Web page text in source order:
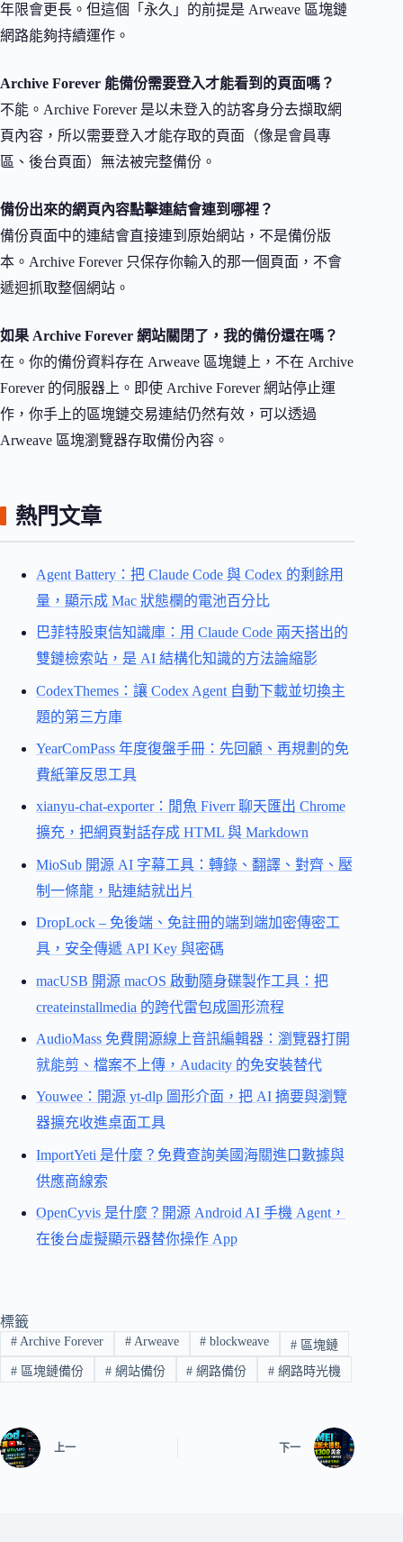
年限會更長。但這個「永久」的前提是 Arweave 區塊鏈
網路能夠持續運作。
Archive Forever 能備份需要登入才能看到的頁面嗎？
不能。Archive Forever 是以未登入的訪客身分去擷取網
頁內容，所以需要登入才能存取的頁面（像是會員專
區、後台頁面）無法被完整備份。
備份出來的網頁內容點擊連結會連到哪裡？
備份頁面中的連結會直接連到原始網站，不是備份版
本。Archive Forever 只保存你輸入的那一個頁面，不會
遞迴抓取整個網站。
如果 Archive Forever 網站關閉了，我的備份還在嗎？
在。你的備份資料存在 Arweave 區塊鏈上，不在 Archive
Forever 的伺服器上。即使 Archive Forever 網站停止運
作，你手上的區塊鏈交易連結仍然有效，可以透過
Arweave 區塊瀏覽器存取備份內容。
熱門文章
Agent Battery：把 Claude Code 與 Codex 的剩餘用
量，顯示成 Mac 狀態欄的電池百分比
巴菲特股東信知識庫：用 Claude Code 兩天搭出的
雙鏈檢索站，是 AI 結構化知識的方法論縮影
CodexThemes：讓 Codex Agent 自動下載並切換主
題的第三方庫
YearComPass 年度復盤手冊：先回顧、再規劃的免
費紙筆反思工具
xianyu-chat-exporter：閒魚 Fiverr 聊天匯出 Chrome
擴充，把網頁對話存成 HTML 與 Markdown
MioSub 開源 AI 字幕工具：轉錄、翻譯、對齊、壓
制一條龍，貼連結就出片
DropLock – 免後端、免註冊的端到端加密傳密工
具，安全傳遞 API Key 與密碼
macUSB 開源 macOS 啟動隨身碟製作工具：把
createinstallmedia 的跨代雷包成圖形流程
AudioMass 免費開源線上音訊編輯器：瀏覽器打開
就能剪、檔案不上傳，Audacity 的免安裝替代
Youwee：開源 yt-dlp 圖形介面，把 AI 摘要與瀏覽
器擴充收進桌面工具
ImportYeti 是什麼？免費查詢美國海關進口數據與
供應商線索
OpenCyvis 是什麼？開源 Android AI 手機 Agent，
在後台虛擬顯示器替你操作 App
標籤
#Archive Forever #Arweave # blockweave # 區塊鏈
#區塊鏈備份 #網站備份 # 網路備份 # 網路時光機
上一 下一